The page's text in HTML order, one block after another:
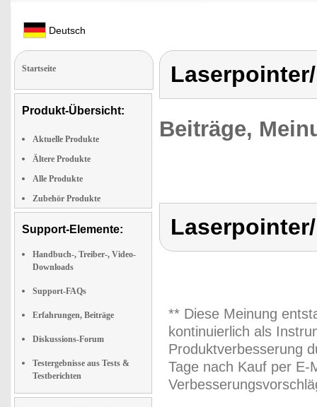
Deutsch
Startseite
Produkt-Übersicht:
Aktuelle Produkte
Ältere Produkte
Alle Produkte
Zubehör Produkte
Support-Elemente:
Handbuch-, Treiber-, Video-
Downloads
Support-FAQs
Erfahrungen, Beiträge
Diskussions-Forum
Testergebnisse aus Tests &
Testberichten
Beiträge,
** Diese Meinung
kontinuierlich als
Produktverbesserung
Tage nach Kauf per E-